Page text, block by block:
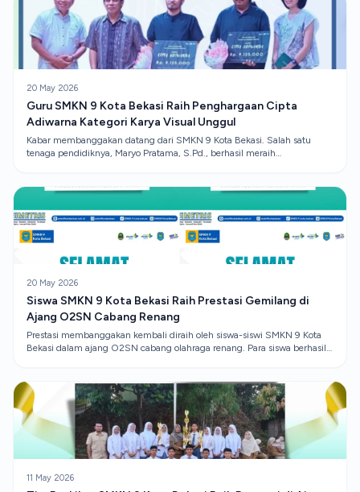
20 May 2026
Guru SMKN 9 Kota Bekasi Raih Penghargaan Cipta
Adiwarna Kategori Karya Visual Unggul
Kabar membanggakan datang dari SMKN 9 Kota Bekasi. Salah satu
tenaga pendidiknya, Maryo Pratama, S.Pd., berhasil meraih
20 May 2026
Siswa SMKN 9 Kota Bekasi Raih Prestasi Gemilang di
Ajang O2SN Cabang Renang
Prestasi membanggakan kembali diraih oleh siswa-siswi SMKN 9 Kota
Bekasi dalam ajang O2SN cabang olahraga renang. Para siswa berhasil
11 May 2026